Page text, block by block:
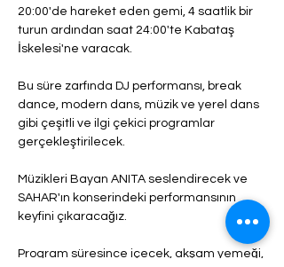
20:00'de hareket eden gemi, 4 saatlik bir
turun ardından saat 24:00'te Kabataş
İskelesi'ne varacak.
Bu süre zarfında DJ performansı, break
dance, modern dans, müzik ve yerel dans
gibi çeşitli ve ilgi çekici programlar
gerçekleştirilecek.
Müzikleri Bayan ANITA seslendirecek ve
SAHAR'ın konserindeki performansının
keyfini çıkaracağız.
Program süresince içecek, akşam yemeği,